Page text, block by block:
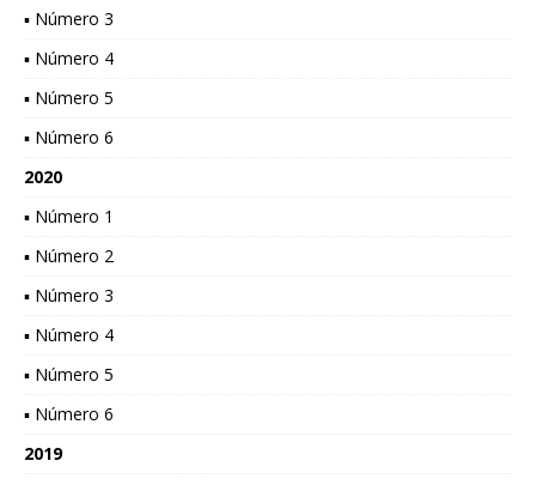
▪ Número 3
▪ Número 4
▪ Número 5
▪ Número 6
2020
▪ Número 1
▪ Número 2
▪ Número 3
▪ Número 4
▪ Número 5
▪ Número 6
2019